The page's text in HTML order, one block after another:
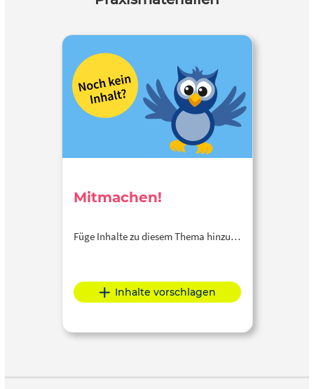
Mitmachen!
Füge Inhalte zu diesem Thema hinzu…
Inhalte vorschlagen